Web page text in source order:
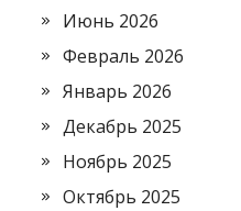
Июнь 2026
Февраль 2026
Январь 2026
Декабрь 2025
Ноябрь 2025
Октябрь 2025